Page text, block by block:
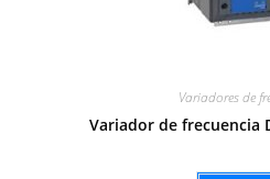
Variadores de
Variador de frecuencia